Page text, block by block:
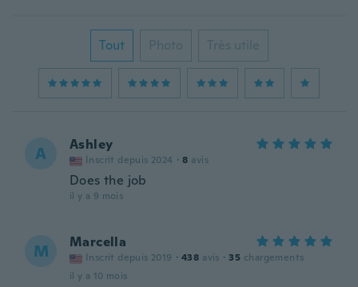
Tout Photo Très utile
A Ashley
Inscrit depuis 2024 · 8 avis
Does the job
il y a 9 mois
M Marcella
Inscrit depuis 2019 · 438 avis · 35 chargements
il y a 10 mois